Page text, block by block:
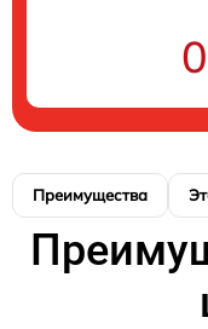
Преимущества